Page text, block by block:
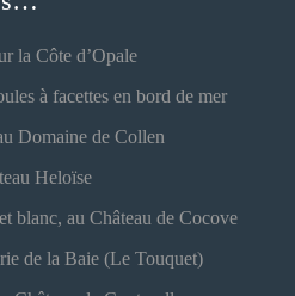
la Côte d’Opale
à facettes en bord de mer
Domaine de Collen
Heloïse
blanc, au Château de Cocove
de la Baie (Le Touquet)